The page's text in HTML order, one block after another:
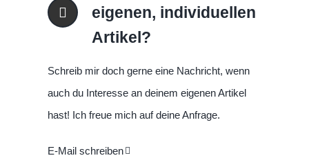
eigenen, individuellen
Artikel?
Schreib mir doch gerne eine Nachricht, wenn
auch du Interesse an deinem eigenen Artikel
hast! Ich freue mich auf deine Anfrage.
E-Mail schreiben